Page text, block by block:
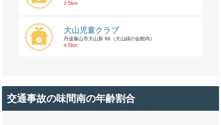
3.5km
大山児童クラブ
丹波篠山市大山新 98（大山緑の会館内）
4.5km
交通事故の味間南の年齢割合